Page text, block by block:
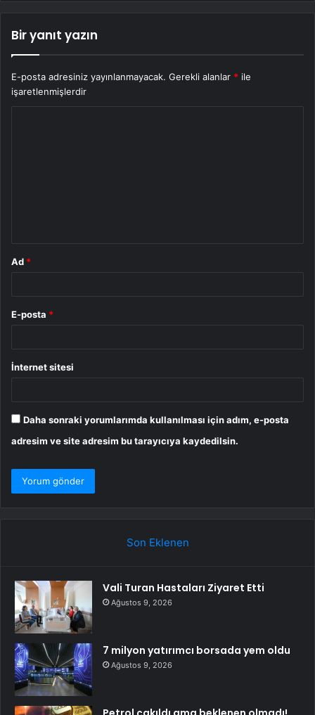
Bir yanıt yazın
E-posta adresiniz yayınlanmayacak. Gerekli alanlar * ile
işaretlenmişlerdir
Ad *
E-posta *
İnternet sitesi
Daha sonraki yorumlarımda kullanılması için adım, e-posta
adresim ve site adresim bu tarayıcıya kaydedilsin.
Son Eklenen
Vali Turan Hastaları Ziyaret Etti
Ağustos 9, 2026
7 milyon yatırımcı borsada yem oldu
Ağustos 9, 2026